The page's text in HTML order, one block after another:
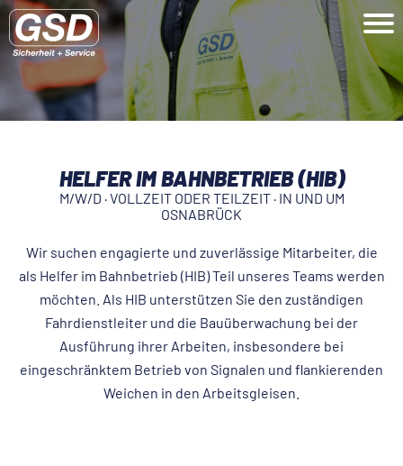
HELFER IM BAHNBETRIEB (HIB)
M/W/D · VOLLZEIT ODER TEILZEIT · IN UND UM
OSNABRÜCK
Wir suchen engagierte und zuverlässige Mitarbeiter, die
als Helfer im Bahnbetrieb (HIB) Teil unseres Teams werden
möchten. Als HIB unterstützen Sie den zuständigen
Fahrdienstleiter und die Bauüberwachung bei der
Ausführung ihrer Arbeiten, insbesondere bei
eingeschränktem Betrieb von Signalen und flankierenden
Weichen in den Arbeitsgleisen.